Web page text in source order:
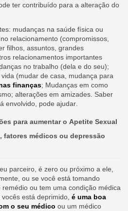
ter contribuído para a alteração do
mudanças na saúde física ou
relacionamento (compromissos,
filhos, assuntos, grandes
relacionamentos importantes
no trabalho (dela e do seu);
(mudar de casa, mudança para
finanças; Mudanças em como
alterações em amizades. Saber
envolvido, pode ajudar.
para aumentar o Apetite Sexual
fatores médicos ou depressão
parceiro, é zero ou próximo a ele,
ou se você está tomando
ou tem uma condição médica
está deprimido, é uma boa
o seu médico ou um médico